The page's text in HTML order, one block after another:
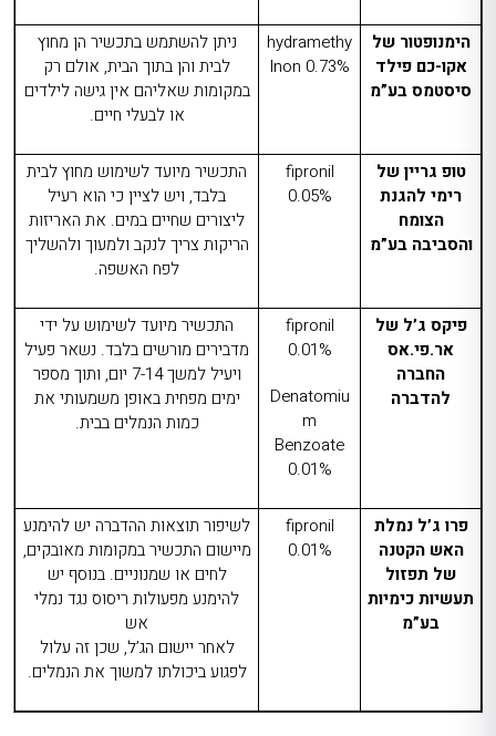
הימנופטור של
אקו-כם פילד
סיסטמס בע”מ
hydramethy
lnon 0.73%
ניתן להשתמש בתכשיר הן מחוץ
לבית והן בתוך הבית, אולם רק
במקומות שאליהם אין גישה לילדים
או לבעלי חיים.
טופ גריין של
רימי להגנת
הצומח
והסביבה בע”מ
fipronil
0.05%
התכשיר מיועד לשימוש מחוץ לבית
בלבד, ויש לציין כי הוא רעיל
ליצורים שחיים במים. את האריזות
הריקות צריך לנקב ולמעוך ולהשליך
לפח האשפה.
פיקס ג’ל של
אר.פי.אס
החברה
להדברה
fipronil
0.01%
Denatomiu
m
Benzoate
0.01%
התכשיר מיועד לשימוש על ידי
מדבירים מורשים בלבד. נשאר פעיל
ויעיל למשך 7-14 יום, ותוך מספר
ימים מפחית באופן משמעותי את
כמות הנמלים בבית.
פרו ג’ל נמלת
האש הקטנה
של תפזול
תעשיות כימיות
בע”מ
fipronil
0.01%
לשיפור תוצאות ההדברה יש להימנע
מיישום התכשיר במקומות מאובקים,
לחים או שמנוניים. בנוסף יש
להימנע מפעולות ריסוס נגד נמלי
אש
לאחר יישום הג’ל, שכן זה עלול
לפגוע ביכולתו למשוך את הנמלים.